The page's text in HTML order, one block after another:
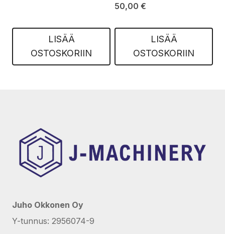
LISÄÄ
OSTOSKORIIN
50,00 €
LISÄÄ
OSTOSKORIIN
Juho Okkonen Oy
Y-tunnus: 2956074-9